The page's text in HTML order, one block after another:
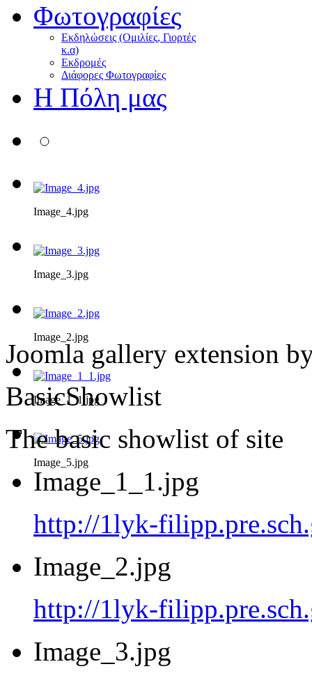
Φωτογραφίες
Εκδηλώσεις (Ομιλίες, Γιορτές
κ.α)
Εκδρομές
Διάφορες Φωτογραφίες
Η Πόλη μας
Image_4.jpg
Image_3.jpg
Image_2.jpg
Image_1_1.jpg
Image_5.jpg
Joomla gallery extension
BasicShowlist
The basic showlist of site
Image_1_1.jpg
http://1lyk-
Image_2.jpg
http://1lyk-
Image_3.jpg